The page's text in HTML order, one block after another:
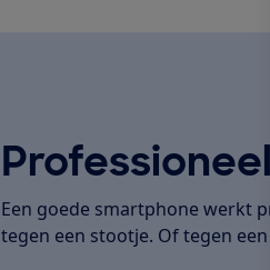
Een goede smartphone werkt
tegen een stootje. Of tegen